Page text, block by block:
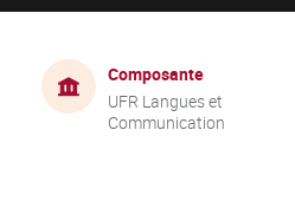
Composante
UFR Langues et
Communication